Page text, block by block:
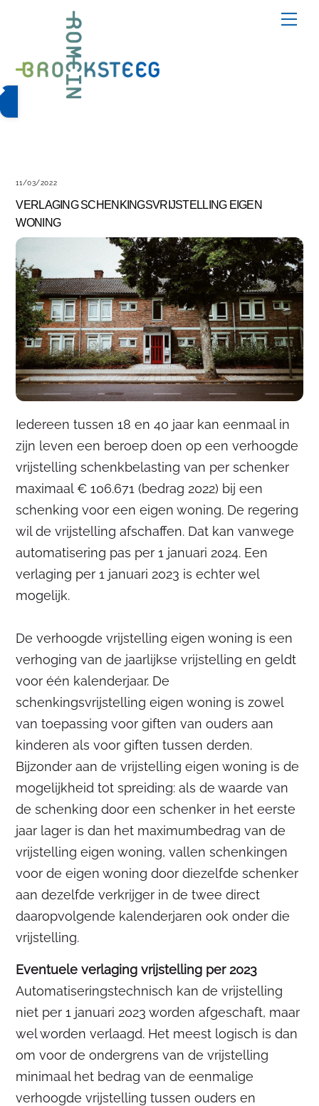
11/03/2022
VERLAGING SCHENKINGSVRIJSTELLING EIGEN
WONING
Iedereen tussen 18 en 40 jaar kan eenmaal in
zijn leven een beroep doen op een verhoogde
vrijstelling schenkbelasting van per schenker
maximaal € 106.671 (bedrag 2022) bij een
schenking voor een eigen woning. De regering
wil de vrijstelling afschaffen. Dat kan vanwege
automatisering pas per 1 januari 2024. Een
verlaging per 1 januari 2023 is echter wel
mogelijk.
De verhoogde vrijstelling eigen woning is een
verhoging van de jaarlijkse vrijstelling en geldt
voor één kalenderjaar. De
schenkingsvrijstelling eigen woning is zowel
van toepassing voor giften van ouders aan
kinderen als voor giften tussen derden.
Bijzonder aan de vrijstelling eigen woning is de
mogelijkheid tot spreiding: als de waarde van
de schenking door een schenker in het eerste
jaar lager is dan het maximumbedrag van de
vrijstelling eigen woning, vallen schenkingen
voor de eigen woning door diezelfde schenker
aan dezelfde verkrijger in de twee direct
daaropvolgende kalenderjaren ook onder die
vrijstelling.
Eventuele verlaging vrijstelling per 2023
Automatiseringstechnisch kan de vrijstelling
niet per 1 januari 2023 worden afgeschaft, maar
wel worden verlaagd. Het meest logisch is dan
om voor de ondergrens van de vrijstelling
minimaal het bedrag van de eenmalige
verhoogde vrijstelling tussen ouders en